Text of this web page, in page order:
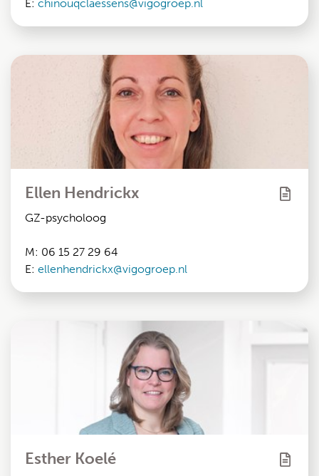
E: chinouqclaessens@vigogroep.nl
Ellen Hendrickx
GZ-psycholoog
M: 06 15 27 29 64
E: ellenhendrickx@vigogroep.nl
Esther Koelé